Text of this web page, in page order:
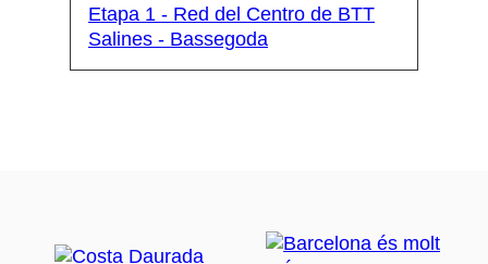
Etapa 1 - Red del Centro de BTT
Salines - Bassegoda